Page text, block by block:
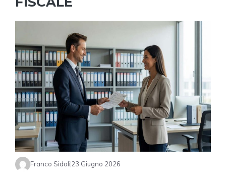
Franco Sidoli23 Giugno 2026